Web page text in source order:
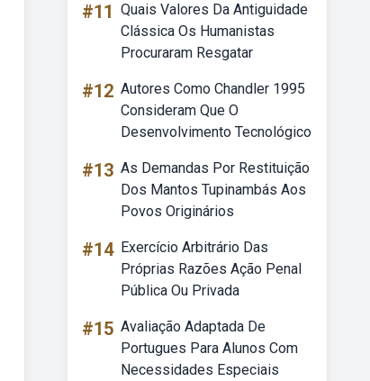
#11 Quais Valores Da Antiguidade
Clássica Os Humanistas
Procuraram Resgatar
#12 Autores Como Chandler 1995
Consideram Que O
Desenvolvimento Tecnológico
#13 As Demandas Por Restituição
Dos Mantos Tupinambás Aos
Povos Originários
#14 Exercício Arbitrário Das
Próprias Razões Ação Penal
Pública Ou Privada
#15 Avaliação Adaptada De
Portugues Para Alunos Com
Necessidades Especiais